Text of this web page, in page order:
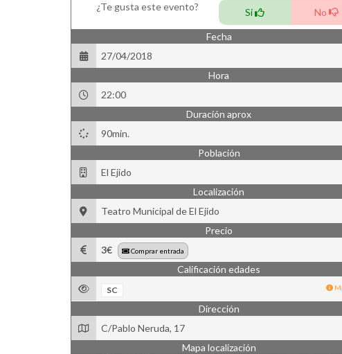
¿Te gusta este evento? Si No
Fecha
27/04/2018
Hora
22:00
Duración aprox
90min.
Población
El Ejido
Localización
Teatro Municipal de El Ejido
Precio
3€
Comprar entrada
Calificación edades
SC
Dirección
C/Pablo Neruda, 17
Mapa localización